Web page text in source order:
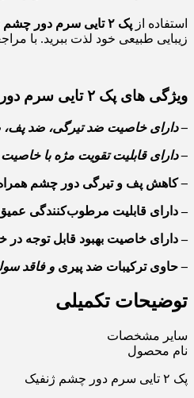
استفاده از پک ۲تایی سرم دور چشم
زیبایی طبیعی خود لذت ببرید. با
ویژگی های پک ۲ تایی سرم دور چشم ژنفیک لانکم
–دارای خاصیت ضد تیرگی، ضد پف،
–دارای قابلیت تقویت مژه با
–کاهش پف و تیرگی دور چشم
– دارای قابلیت مرطوب‌کنندگی
– دارای خاصیت بهبود قابل
–حاوی ترکیبات ضد پیری و فاقد
توضیحات تکمیلی
سایر مشخصات
نام محصول
پک ۲ تایی سرم دور چشم ژنفیک